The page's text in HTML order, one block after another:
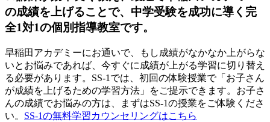
の成績を上げることで、中学受験を成功に導く完
全1対1の個別指導教室です。
早稲田アカデミーにお通いで、もし成績がなかなか上がらな
いとお悩みであれば、今すぐに成績が上がる学習に切り替え
る必要があります。SS-1では、初回の体験授業で「お子さん
が成績を上げるための学習方法」をご提示できます。お子さ
んの成績でお悩みの方は、まずはSS-1の授業をご体験くださ
い。 SS-1の無料学習カウンセリングはこちら